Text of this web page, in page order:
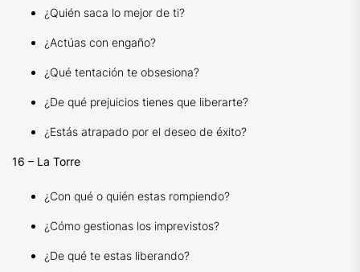
¿Quién saca lo mejor de ti?
¿Actúas con engaño?
¿Qué tentación te obsesiona?
¿De qué prejuicios tienes que liberarte?
¿Estás atrapado por el deseo de éxito?
16 – La Torre
¿Con qué o quién estas rompiendo?
¿Cómo gestionas los imprevistos?
¿De qué te estas liberando?